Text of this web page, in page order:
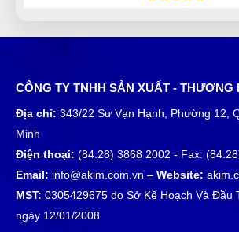
HD
Huỳnh Thị Diễm
Chuyên nghiệp lắm
TG
Trần Văn Giàu
CÔNG TY TNHH SẢN XUẤT - THƯƠNG
Địa chỉ: 343/22 Sư Vạn Hạnh, Phường 12,
Minh
Điện thoại: (84.28) 3868 2002 - Fax:
Email: info@akim.com.vn – Website:
MST: 0305429675 do Sở Kế Hoạch Và Đầu
ngày 12/01/2008